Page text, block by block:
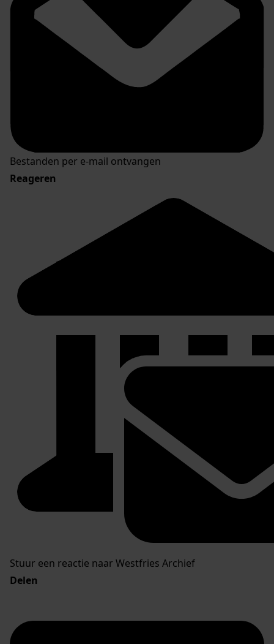
Bestanden per e-mail ontvangen
Reageren
Stuur een reactie naar Westfries Archief
Delen